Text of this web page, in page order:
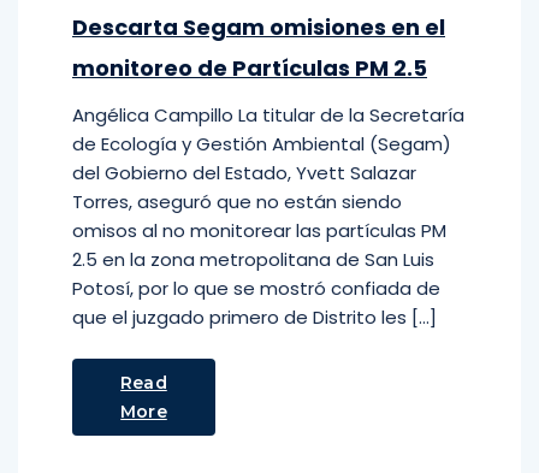
Descarta Segam omisiones en el
monitoreo de Partículas PM 2.5
Angélica Campillo La titular de la Secretaría
de Ecología y Gestión Ambiental (Segam)
del Gobierno del Estado, Yvett Salazar
Torres, aseguró que no están siendo
omisos al no monitorear las partículas PM
2.5 en la zona metropolitana de San Luis
Potosí, por lo que se mostró confiada de
que el juzgado primero de Distrito les […]
Read
More